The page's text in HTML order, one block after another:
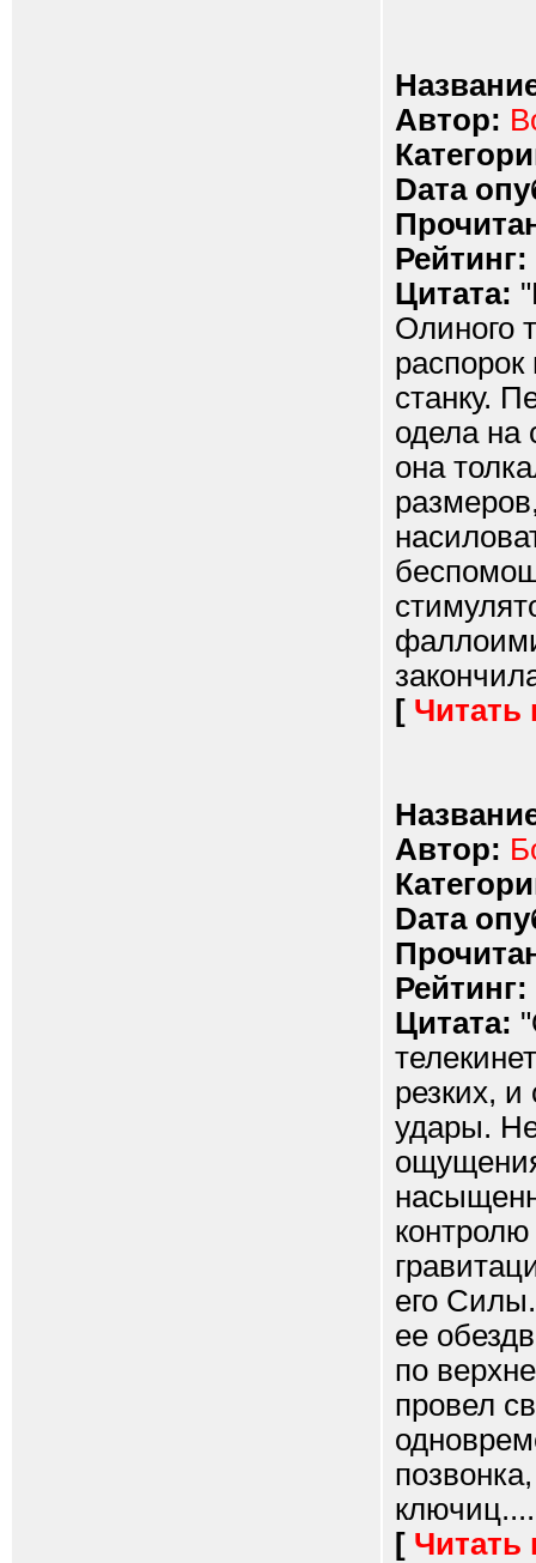
Автор:
Dата
Рейтинг:
Цитата:
Олиного
станку.
одела на
она
[ Читать
Автор:
Dата
Рейтинг:
Цитата:
резких, и
удары.
его
ее
по
провел
[ Читать